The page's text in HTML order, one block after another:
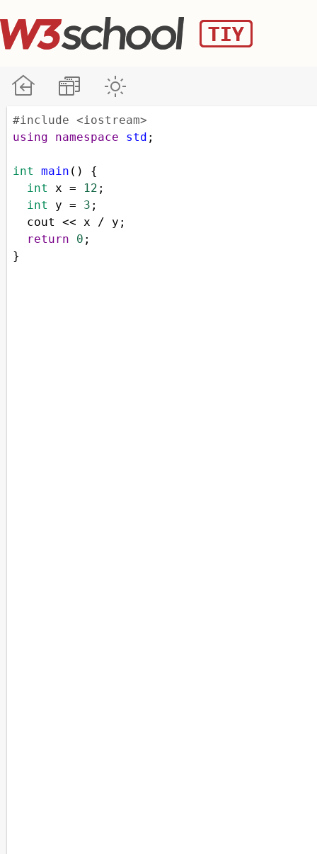
#include <iostream>
using
namespace std ;
int main () {
int
x = 12 ;
int
y = 3 ;
cout
<< x / y ;
return
0 ;
}